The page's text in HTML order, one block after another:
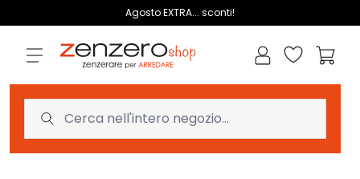
Agosto EXTRA... sconti!
Lista dei